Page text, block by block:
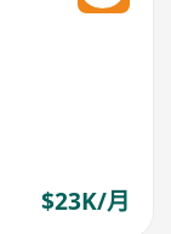
$23K/月